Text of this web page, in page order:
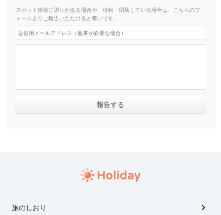
スポット情報に誤りがある場合や、移転・閉店している場合は、こちらのフ
ォームよりご報告いただけると幸いです。
旅のしおり